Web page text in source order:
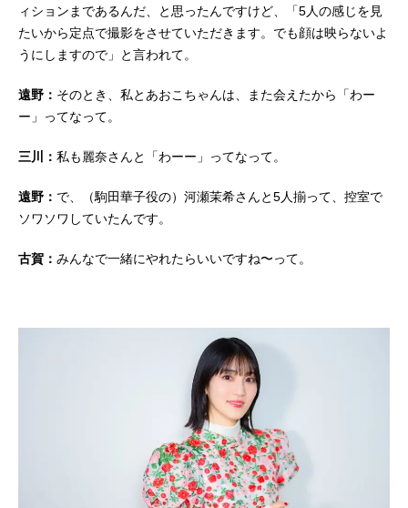
ィションまであるんだ、と思ったんですけど、「5人の感じを見
たいから定点で撮影をさせていただきます。でも顔は映らないよ
うにしますので」と言われて。
遠野： そのとき、私とあおこちゃんは、また会えたから「わー
ー」ってなって。
三川： 私も麗奈さんと「わーー」ってなって。
遠野： で、（駒田華子役の）河瀬茉希さんと5人揃って、控室で
ソワソワしていたんです。
古賀： みんなで一緒にやれたらいいですね〜って。